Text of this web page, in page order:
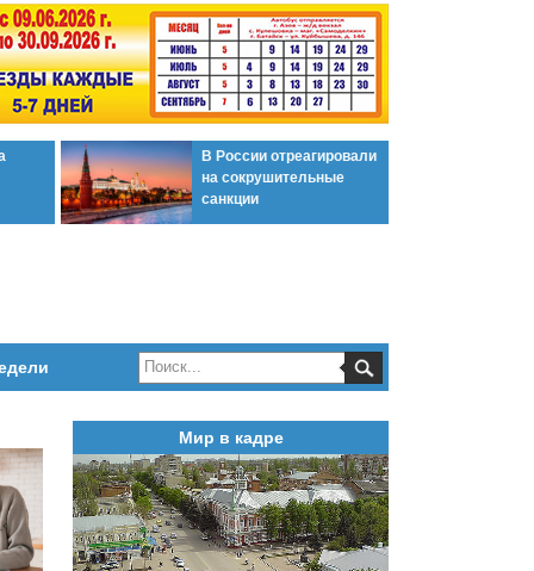
В России отреагировали
на сокрушительные
санкции
Мир в кадре